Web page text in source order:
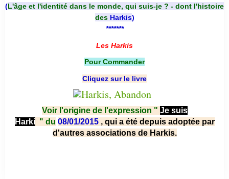
(L'âge et l'identité dans le monde, qui suis-je ? - dont l'histoire
des Harkis)
*******
Les Harkis
Pour Commander
Cliquez sur le livre
Voir l'origine de l'expression " Je suis
Harki " du 08/01/2015 , qui a été depuis adoptée par
d'autres associations de Harkis.